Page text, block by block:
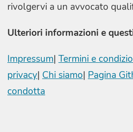
rivolgervi a un avvocato
Ulteriori informazioni e
Impressum| Termini e
privacy| Chi siamo| Pagina
condotta